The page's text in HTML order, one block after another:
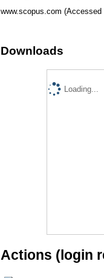
www.scopus.com (Accessed
Downloads
Loading...
Actions (login